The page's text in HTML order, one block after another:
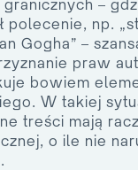
–
polecenie, np.
Gogha” –
praw
bowiem
W takiej
treści mają
, o ile nie